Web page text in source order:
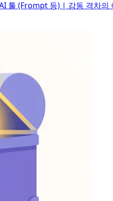
툴 (Frompt 등) | 감동 격차